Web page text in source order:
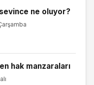
sevince ne oluyor?
hak manzaraları